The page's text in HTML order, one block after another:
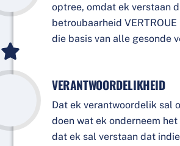
optree, omdat ek verstaan
betroubaarheid
die basis van alle gesonde
VERANTWOORDELIKHEID
Dat ek verantwoordelik sal
doen wat ek onderneem
dat ek sal verstaan dat